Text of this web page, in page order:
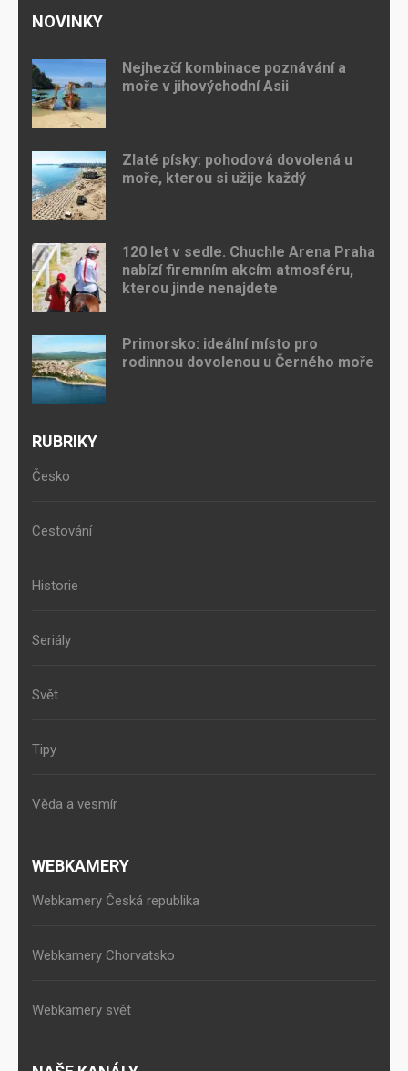
NOVINKY
Nejhezčí kombinace poznávání a
moře v jihovýchodní Asii
Zlaté písky: pohodová dovolená u
moře, kterou si užije každý
120 let v sedle. Chuchle Arena Praha
nabízí firemním akcím atmosféru,
kterou jinde nenajdete
Primorsko: ideální místo pro
rodinnou dovolenou u Černého moře
RUBRIKY
Česko
Cestování
Historie
Seriály
Svět
Tipy
Věda a vesmír
WEBKAMERY
Webkamery Česká republika
Webkamery Chorvatsko
Webkamery svět